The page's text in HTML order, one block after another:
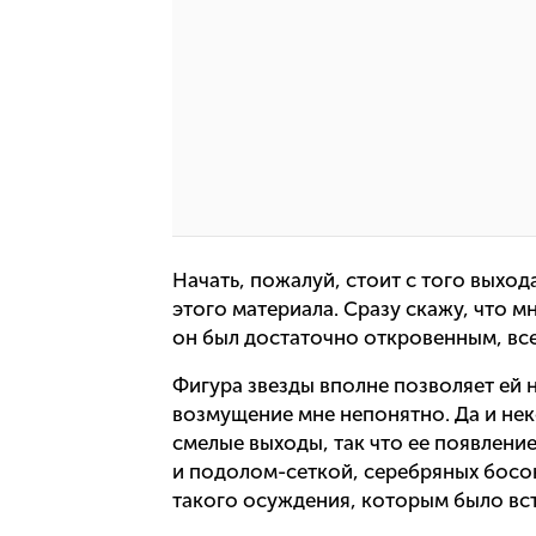
Начать, пожалуй, стоит с того
этого материала. Сразу скажу, что
он был достаточно откровенным,
Фигура звезды вполне позволяет ей
возмущение мне непонятно. Да и
смелые выходы, так что ее
и подолом-сеткой, серебряных
такого осуждения, которым было